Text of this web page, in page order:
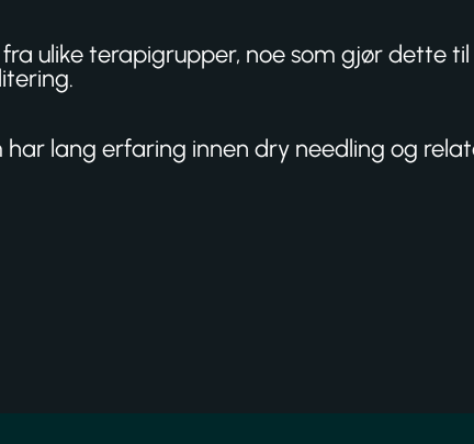
ulike terapigrupper, noe som gjør dette
lang erfaring innen dry needling og